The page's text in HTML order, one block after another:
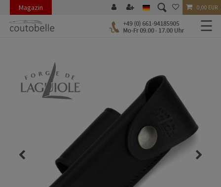
Magazin 0,00 EUR
☰